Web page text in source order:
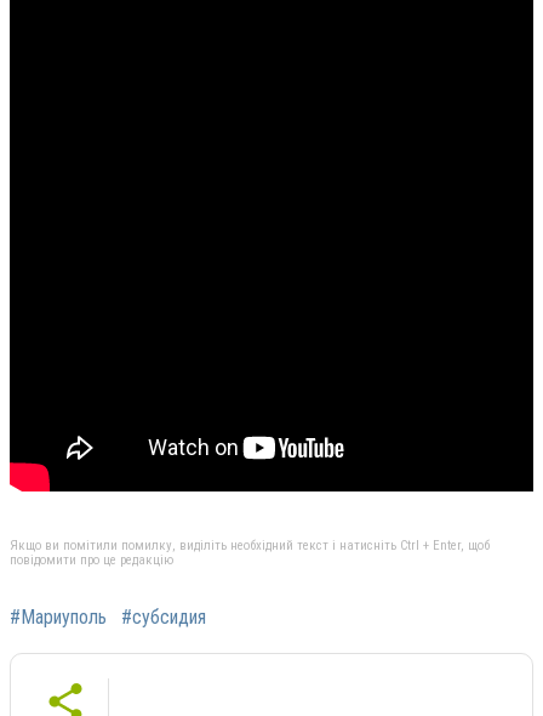
Якщо ви помітили помилку, виділіть необхідний текст і натисніть Ctrl + Enter, щоб
повідомити про це редакцію
#Мариуполь #субсидия